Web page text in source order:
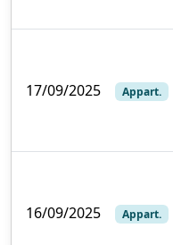
17/09/2025 Appart.
16/09/2025 Appart.